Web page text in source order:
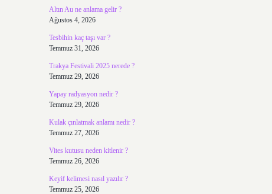
Altın Au ne anlama gelir ?
Ağustos 4, 2026
Tesbihin kaç taşı var ?
Temmuz 31, 2026
Trakya Festivali 2025 nerede ?
Temmuz 29, 2026
Yapay radyasyon nedir ?
Temmuz 29, 2026
Kulak çınlatmak anlamı nedir ?
Temmuz 27, 2026
Vites kutusu neden kitlenir ?
Temmuz 26, 2026
Keyif kelimesi nasıl yazılır ?
Temmuz 25, 2026